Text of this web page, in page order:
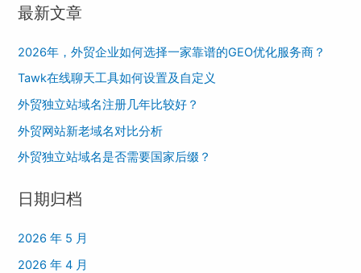
：
最新文章
2026年，外贸企业如何选择一家靠谱的GEO优化服务商？
Tawk在线聊天工具如何设置及自定义
外贸独立站域名注册几年比较好？
外贸网站新老域名对比分析
外贸独立站域名是否需要国家后缀？
日期归档
2026 年 5 月
2026 年 4 月